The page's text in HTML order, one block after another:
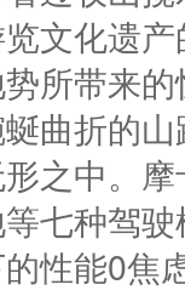
文化遗
所带来
曲折的
之中。
七种驾
性能0焦